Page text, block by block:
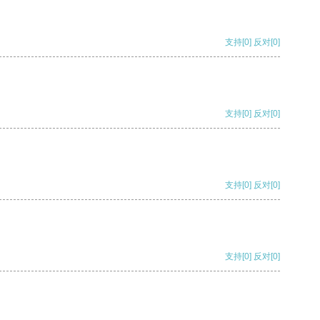
支持[0] 反对[0]
支持[0] 反对[0]
支持[0] 反对[0]
支持[0] 反对[0]